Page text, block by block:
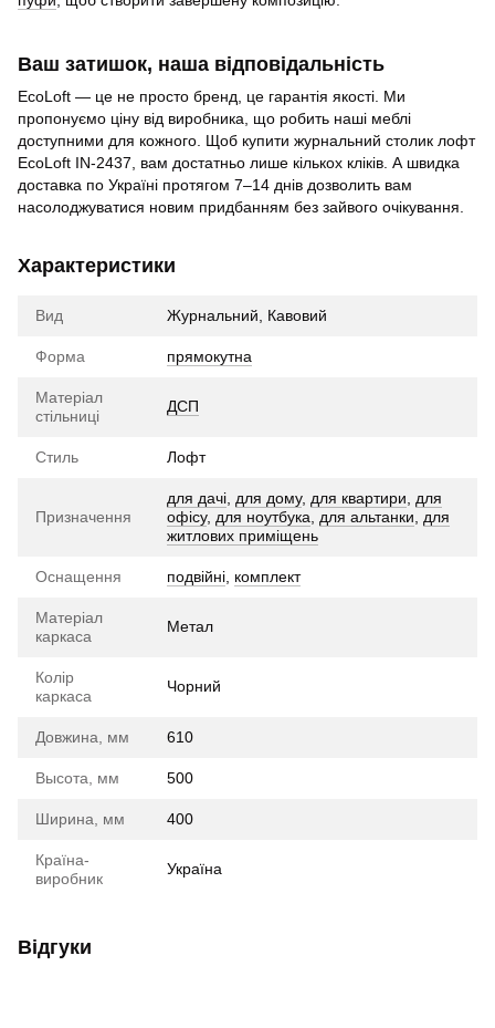
Ваш затишок, наша відповідальність
EcoLoft — це не просто бренд, це гарантія якості. Ми
пропонуємо ціну від виробника, що робить наші меблі
доступними для кожного. Щоб купити журнальний столик лофт
EcoLoft IN-2437, вам достатньо лише кількох кліків. А швидка
доставка по Україні протягом 7–14 днів дозволить вам
насолоджуватися новим придбанням без зайвого очікування.
Характеристики
Вид Журнальний, Кавовий
Форма прямокутна
Матеріал
стільниці
ДСП
Стиль Лофт
Призначення
для дачі, для дому, для квартири, для
офісу, для ноутбука, для альтанки, для
житлових приміщень
Оснащення подвійні, комплект
Матеріал
каркаса
Метал
Колір
каркаса
Чорний
Довжина, мм 610
Высота, мм 500
Ширина, мм 400
Країна-
виробник
Україна
Відгуки